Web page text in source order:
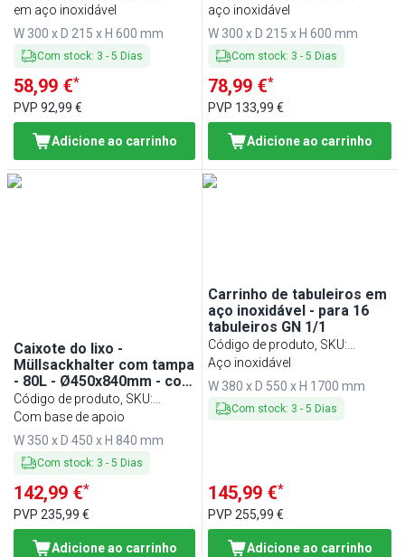
PMD38S
em aço inoxidável
W 300 x D 215 x H 600 mm
Com stock: 3 - 5 Dias
58,99 €*
PVP 92,99 €
Adicione ao carrinho
MEPD38S
aço inoxidável
W 300 x D 215 x H 600 mm
Com stock: 3 -5 Dias
78,99 €*
PVP 133,99 €
Adicione ao carrinho
Caixote do lixo -
Müllsackhalter com tampa
- 80L - Ø450x840mm - com
pedal - tampa com fecho
suave, estrutura anti-
fixação do saco, base com
pé - Aço inoxidável
Código de produto, SKU:
MWIP85
Com base de apoio
W 350 x D 450 x H 840 mm
Com stock: 3 - 5 Dias
142,99 €*
PVP 235,99 €
Adicione ao carrinho
Carrinho de tabuleiros em
aço inoxidável - para 16
tabuleiros GN 1/1
Código de produto, SKU:
TWH1611N
Aço inoxidável
W 380 x D 550 x H 1700 mm
Com stock: 3 -5 Dias
145,99 €*
PVP255,99 €
Adicione ao carrinho